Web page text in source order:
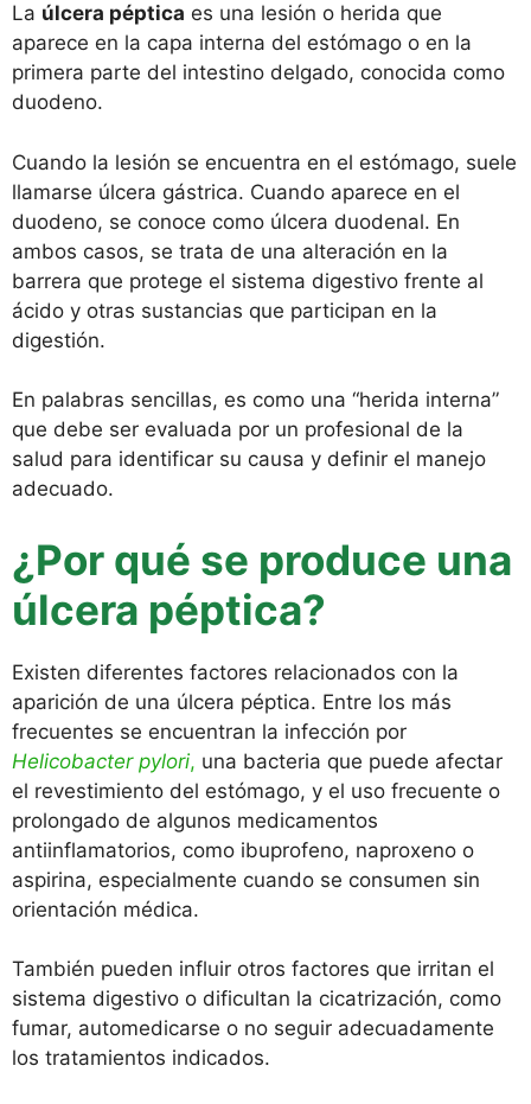
La úlcera péptica es una lesión o herida que
aparece en la capa interna del estómago o en la
primera parte del intestino delgado, conocida como
duodeno.
Cuando la lesión se encuentra en el estómago, suele
llamarse úlcera gástrica. Cuando aparece en el
duodeno, se conoce como úlcera duodenal. En
ambos casos, se trata de una alteración en la
barrera que protege el sistema digestivo frente al
ácido y otras sustancias que participan en la
digestión.
En palabras sencillas, es como una “herida interna”
que debe ser evaluada por un profesional de la
salud para identificar su causa y definir el manejo
adecuado.
¿Por qué se produce una
úlcera péptica?
Existen diferentes factores relacionados con la
aparición de una úlcera péptica. Entre los más
frecuentes se encuentran la infección por
Helicobacter pylori, una bacteria que puede afectar
el revestimiento del estómago, y el uso frecuente o
prolongado de algunos medicamentos
antiinflamatorios, como ibuprofeno, naproxeno o
aspirina, especialmente cuando se consumen sin
orientación médica.
También pueden influir otros factores que irritan el
sistema digestivo o dificultan la cicatrización, como
fumar, automedicarse o no seguir adecuadamente
los tratamientos indicados.